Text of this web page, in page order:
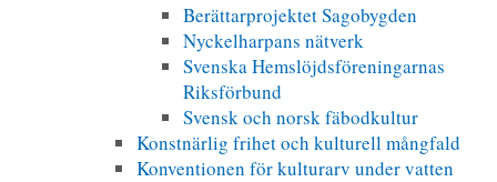
Berättarprojektet Sagobygden
Nyckelharpans nätverk
Svenska Hemslöjdsföreningarnas
Riksförbund
Svensk och norsk fäbodkultur
Konstnärlig frihet och kulturell mångfald
Konventionen för kulturarv under vatten